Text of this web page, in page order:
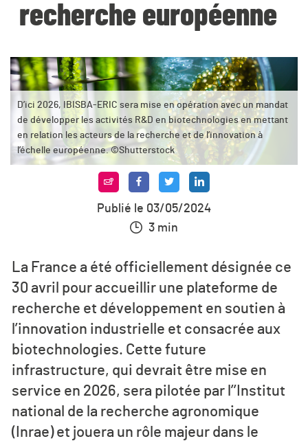
recherche européenne
D’ici 2026, IBISBA-ERIC sera mise en opération avec un mandat
de développer les activités R&D en biotechnologies en mettant
en relation les acteurs de la recherche et de l’innovation à
l’échelle européenne. ©Shutterstock
Publié le 03/05/2024
3 min
La France a été officiellement désignée ce
30 avril pour accueillir une plateforme de
recherche et développement en soutien à
l’innovation industrielle et consacrée aux
biotechnologies. Cette future
infrastructure, qui devrait être mise en
service en 2026, sera pilotée par l’’Institut
national de la recherche agronomique
(Inrae) et jouera un rôle majeur dans le